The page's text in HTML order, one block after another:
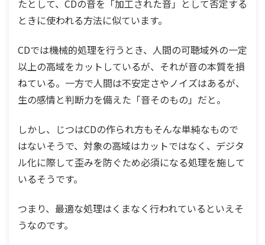
たとして、CDの音を「加工された音」として否定する
ときに使われる方法に似ています。
CDでは機械的処理を行うとき、人間の可聴域外の一定
以上の高域をカットしているが、それが音の本質を損
ねている。一方で人間は不安定さやノイズはあるが、
生の感情と判断力を備えた「音そのもの」だと。
しかし、じつはCDの作られ方もそんな単純なもので
はないそうで、対象の高域はカットではなく、デジタ
ル化に際して歪みを防ぐため必須になる処理を施して
いるそうです。
つまり、最適な処理はくまなく行われているといえそ
うなのです。